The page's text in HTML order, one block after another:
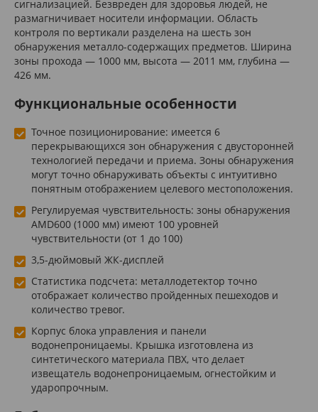
сигнализацией. Безвреден для здоровья людей, не
размагничивает носители информации. Область
контроля по вертикали разделена на шесть зон
обнаружения металло-содержащих предметов. Ширина
зоны прохода — 1000 мм, высота — 2011 мм, глубина —
426 мм.
Функциональные особенности
Точное позиционирование: имеется 6
перекрывающихся зон обнаружения с двусторонней
технологией передачи и приема. Зоны обнаружения
могут точно обнаруживать объекты с интуитивно
понятным отображением целевого местоположения.
Регулируемая чувствительность: зоны обнаружения
AMD600 (1000 мм) имеют 100 уровней
чувствительности (от 1 до 100)
3,5-дюймовый ЖК-дисплей
Статистика подсчета: металлодетектор точно
отображает количество пройденных пешеходов и
количество тревог.
Корпус блока управления и панели
водонепроницаемы. Крышка изготовлена из
синтетического материала ПВХ, что делает
извещатель водонепроницаемым, огнестойким и
ударопрочным.